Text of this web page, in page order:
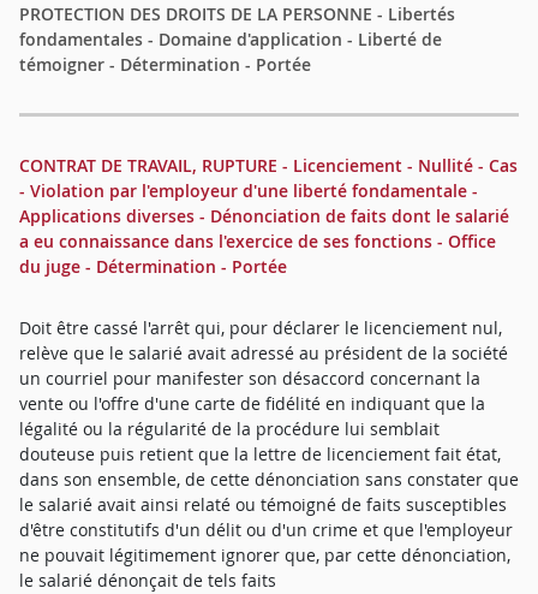
PROTECTION DES DROITS DE LA PERSONNE - Libertés
fondamentales - Domaine d'application - Liberté de
témoigner - Détermination - Portée
CONTRAT DE TRAVAIL, RUPTURE - Licenciement - Nullité - Cas
- Violation par l'employeur d'une liberté fondamentale -
Applications diverses - Dénonciation de faits dont le salarié
a eu connaissance dans l'exercice de ses fonctions - Office
du juge - Détermination - Portée
Doit être cassé l'arrêt qui, pour déclarer le licenciement nul,
relève que le salarié avait adressé au président de la société
un courriel pour manifester son désaccord concernant la
vente ou l'offre d'une carte de fidélité en indiquant que la
légalité ou la régularité de la procédure lui semblait
douteuse puis retient que la lettre de licenciement fait état,
dans son ensemble, de cette dénonciation sans constater que
le salarié avait ainsi relaté ou témoigné de faits susceptibles
d'être constitutifs d'un délit ou d'un crime et que l'employeur
ne pouvait légitimement ignorer que, par cette dénonciation,
le salarié dénonçait de tels faits